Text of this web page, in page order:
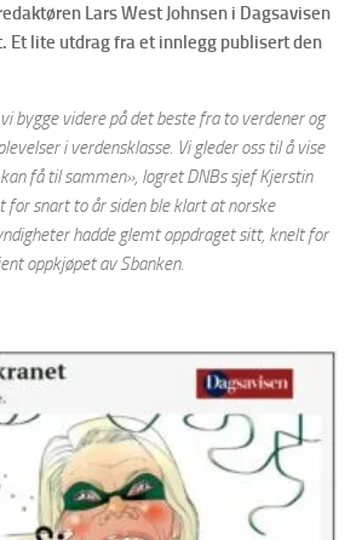
Lars West Johnsen i Dagsavisen
Et lite utdrag fra et innlegg publisert den
bygge videre på det beste fra to verdener og
i verdensklasse. Vi gleder oss til å vise
få til sammen», logret DNBs sjef Kjerstin
for snart to år siden ble klart at norske
hadde glemt oppdraget sitt, knelt for
oppkjøpet av Sbanken.